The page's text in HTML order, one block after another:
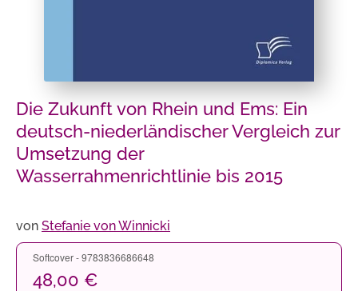
Die Zukunft von Rhein und Ems: Ein
deutsch-niederländischer Vergleich zur
Umsetzung der
Wasserrahmenrichtlinie bis 2015
von Stefanie von Winnicki
Softcover - 9783836686648
48,00 €